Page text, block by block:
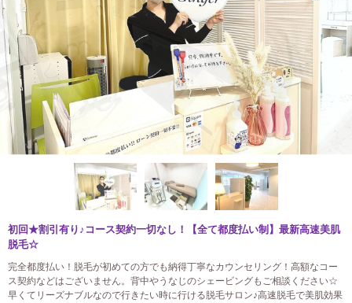
初回★割引有り♪コース契約一切なし！【全て都度払い制】最新高速美肌
脱毛☆
完全都度払い！脱毛が初めての方でも納得丁寧なカウンセリング！高額なコー
ス契約などはございません。背中やうなじのシェービングもご相談ください☆
早くてリーズナブルなので行きたい時に行ける脱毛サロン♪高速脱毛で美肌効果